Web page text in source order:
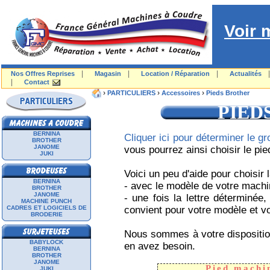
Voir
Nos Offres Reprises Magasin Location / Réparation Actualités
Contact
BERNINA
BROTHER
JANOME
JUKI
BERNINA
BROTHER
JANOME
MACHINE PUNCH
CADRES ET LOGICIELS DE
BRODERIE
BABYLOCK
BERNINA
BROTHER
JANOME
JUKI
› PARTICULIERS › Accessoires › Pieds Brother
Cliquer ici pour déterminer le
vous pourrez ainsi choisir le
Voici un peu d'aide pour choisir
- avec le modèle de votre
- une fois la lettre
convient pour votre modèle et
Nous sommes à votre
en avez besoin.